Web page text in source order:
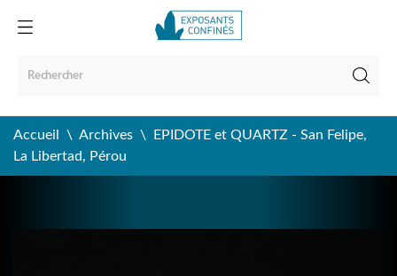
Accueil Archives
EPIDOTE et QUARTZ - San Felipe,
La Libertad, Pérou